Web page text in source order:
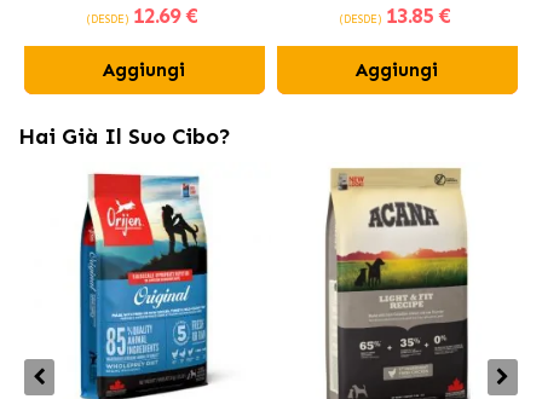
Medi 10-25 kg
(DESDE) 12.69 €
Aggiungi
Grandi +25 kg
(DESDE) 13.85 €
Aggiungi
Hai Già Il Suo Cibo?